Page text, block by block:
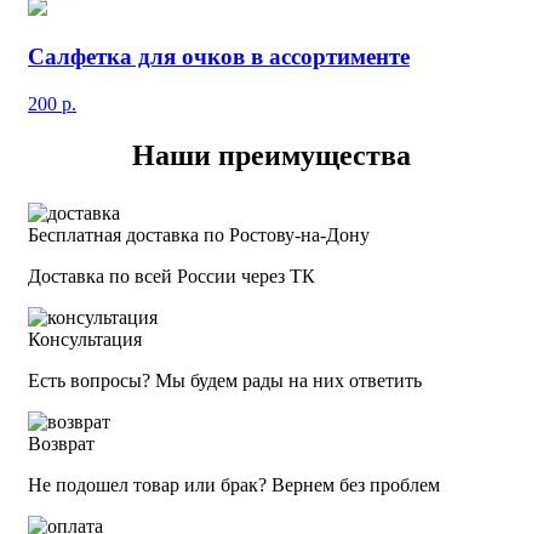
Салфетка для очков в ассортименте
200 р.
Наши преимущества
Бесплатная доставка по Ростову-на-Дону
Доставка по всей России через ТК
Консультация
Есть вопросы? Мы будем рады на них ответить
Возврат
Не подошел товар или брак? Вернем без проблем